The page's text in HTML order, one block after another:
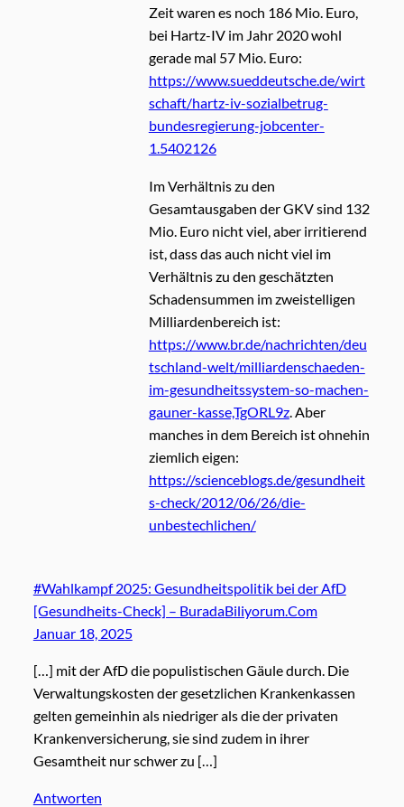
Zeit waren es noch 186 Mio. Euro,
bei Hartz-IV im Jahr 2020 wohl
gerade mal 57 Mio. Euro:
https://www.sueddeutsche.de/wirt
schaft/hartz-iv-sozialbetrug-
bundesregierung-jobcenter-
1.5402126
Im Verhältnis zu den
Gesamtausgaben der GKV sind 132
Mio. Euro nicht viel, aber irritierend
ist, dass das auch nicht viel im
Verhältnis zu den geschätzten
Schadensummen im zweistelligen
Milliardenbereich ist:
https://www.br.de/nachrichten/deu
tschland-welt/milliardenschaeden-
im-gesundheitssystem-so-machen-
gauner-kasse,TgORL9z. Aber
manches in dem Bereich ist ohnehin
ziemlich eigen:
https://scienceblogs.de/gesundheit
s-check/2012/06/26/die-
unbestechlichen/
#Wahlkampf 2025: Gesundheitspolitik bei der AfD
[Gesundheits-Check] – BuradaBiliyorum.Com
Januar 18, 2025
[…] mit der AfD die populistischen Gäule durch. Die
Verwaltungskosten der gesetzlichen Krankenkassen
gelten gemeinhin als niedriger als die der privaten
Krankenversicherung, sie sind zudem in ihrer
Gesamtheit nur schwer zu […]
Antworten